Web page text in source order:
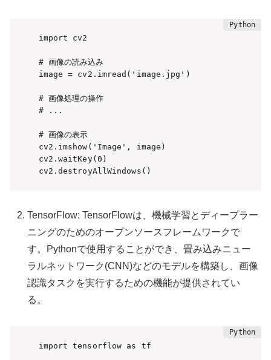
import cv2
# 画像の読み込み
image = cv2.imread('image.jpg')
# 画像処理の操作
# ...
# 画像の表示
cv2.imshow('Image', image)
cv2.waitKey(0)
cv2.destroyAllWindows()
TensorFlow: TensorFlowは、機械学習とディープラー
ニングのためのオープンソースフレームワークで
す。Pythonで使用することができ、畳み込みニュー
ラルネットワーク(CNN)などのモデルを構築し、画像
認識タスクを実行するための機能が提供されてい
る。
import tensorflow as tf